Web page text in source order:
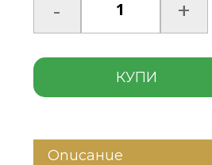
КУПИ
Описание